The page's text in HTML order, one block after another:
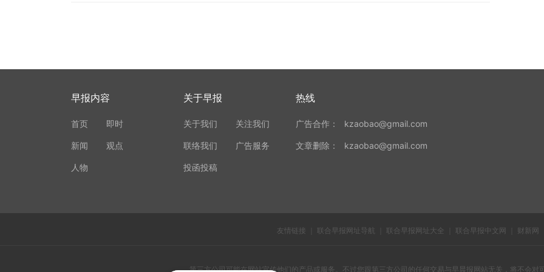
早报内容
首页 即时
新闻 观点
人物
关于早报
关于我们 关注我们
联络我们 广告服务
投函投稿
热线
广告合作： kzaobao@gmail.com
文章删除： kzaobao@gmail.com
友情链接 联合早报网址导航 联合早报网址大全 联合早报中文网 财新网
第三方公司可能在网站宣传他们的产品或服务。不过您跟第三方公司的任何交易与早晨报网站无关，将不会对